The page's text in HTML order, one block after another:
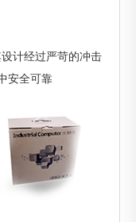
计经过严苛的冲击
安全可靠